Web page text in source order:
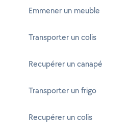
Emmener un meuble
Transporter un colis
Recupérer un canapé
Transporter un frigo
Recupérer un colis